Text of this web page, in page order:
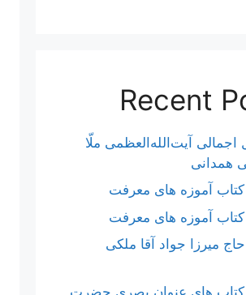
Recent
آیت‌الله‌العظمی ملّا
همدانی
آموزه های معرفت
آموزه های معرفت
حاج میرزا جواد آقا ملکی
های عنوان بصری حضرت